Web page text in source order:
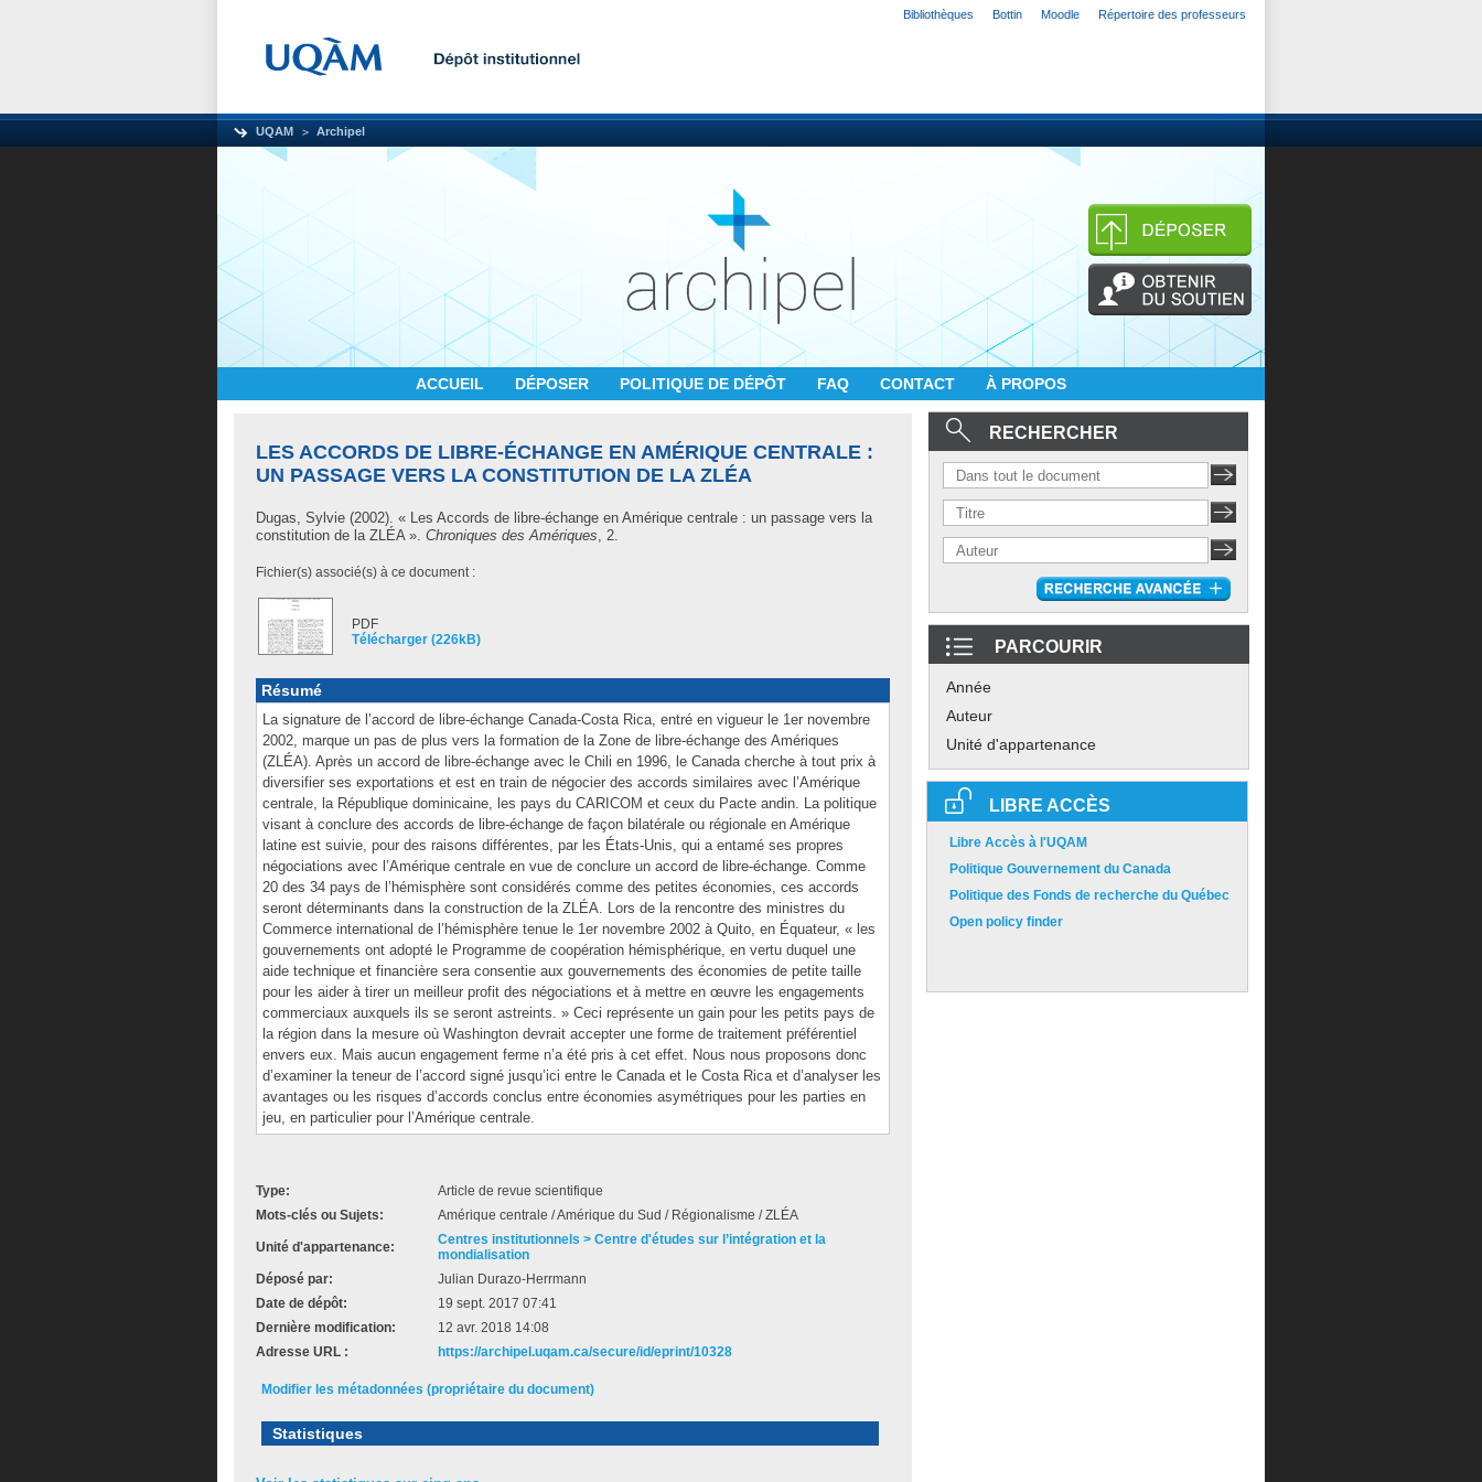
Bibliothèques Bottin Moodle Répertoire des professeurs
UQAM Archipel
ACCUEIL DÉPOSER POLITIQUE DE DÉPÔT FAQ CONTACT À PROPOS
LES ACCORDS DE LIBRE-ÉCHANGE EN AMÉRIQUE CENTRALE :
UN PASSAGE VERS LA CONSTITUTION DE LA ZLÉA
Dugas, Sylvie (2002). « Les Accords de libre-échange en Amérique centrale : un passage vers la
constitution de la ZLÉA ». Chroniques des Amériques, 2.
Fichier(s) associé(s) à ce document :
PDF
Télécharger (226kB)
Résumé
La signature de l’accord de libre-échange Canada-Costa Rica, entré en vigueur le 1er novembre
2002, marque un pas de plus vers la formation de la Zone de libre-échange des Amériques
(ZLÉA). Après un accord de libre-échange avec le Chili en 1996, le Canada cherche à tout prix à
diversifier ses exportations et est en train de négocier des accords similaires avec l’Amérique
centrale, la République dominicaine, les pays du CARICOM et ceux du Pacte andin. La politique
visant à conclure des accords de libre-échange de façon bilatérale ou régionale en Amérique
latine est suivie, pour des raisons différentes, par les États-Unis, qui a entamé ses propres
négociations avec l’Amérique centrale en vue de conclure un accord de libre-échange. Comme
20 des 34 pays de l’hémisphère sont considérés comme des petites économies, ces accords
seront déterminants dans la construction de la ZLÉA. Lors de la rencontre des ministres du
Commerce international de l’hémisphère tenue le 1er novembre 2002 à Quito, en Équateur, « les
gouvernements ont adopté le Programme de coopération hémisphérique, en vertu duquel une
aide technique et financière sera consentie aux gouvernements des économies de petite taille
pour les aider à tirer un meilleur profit des négociations et à mettre en œuvre les engagements
commerciaux auxquels ils se seront astreints. » Ceci représente un gain pour les petits pays de
la région dans la mesure où Washington devrait accepter une forme de traitement préférentiel
envers eux. Mais aucun engagement ferme n’a été pris à cet effet. Nous nous proposons donc
d’examiner la teneur de l’accord signé jusqu’ici entre le Canada et le Costa Rica et d’analyser les
avantages ou les risques d’accords conclus entre économies asymétriques pour les parties en
jeu, en particulier pour l’Amérique centrale.
Type:
Article de revue scientifique
Mots-clés ou Sujets:
Amérique centrale / Amérique du Sud / Régionalisme / ZLÉA
Unité d'appartenance:
Centres institutionnels > Centre d'études sur l’intégration et la
mondialisation
Déposé par:
Julian Durazo-Herrmann
Date de dépôt:
19 sept. 2017 07:41
Dernière modification:
12 avr. 2018 14:08
Adresse URL :
https://archipel.uqam.ca/secure/id/eprint/10328
Modifier les métadonnées (propriétaire du document)
Statistiques
RECHERCHER
PARCOURIR
Année
Auteur
Unité d'appartenance
LIBRE ACCÈS
Libre Accès à l'UQAM
Politique Gouvernement du Canada
Politique des Fonds de recherche du Québec
Open policy finder